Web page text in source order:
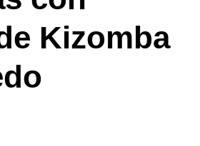
Kizomba